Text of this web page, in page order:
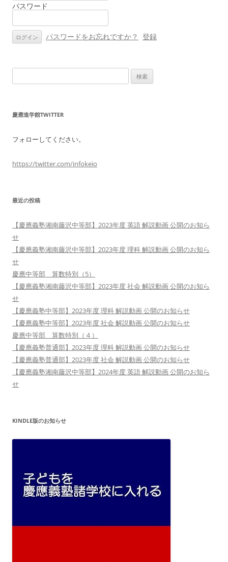
ョ
パスワード
パスワードをお忘れですか？ 登録
索:
慶應進学館TWITTER
フォローしてください。
https://twitter.com/infokeio
最近の投稿
【慶應義塾湘南藤沢中等部】2023年度 英語 解説動画 公開のお知ら
せ
【慶應義塾湘南藤沢中等部】2023年度 理科 解説動画 公開のお知ら
せ
慶應中等部 算数特別（5）
【慶應義塾湘南藤沢中等部】2023年度 社会 解説動画 公開のお知ら
せ
【慶應義塾中等部】2023年度 理科 解説動画 公開のお知らせ
【慶應義塾中等部】2023年度 社会 解説動画 公開のお知らせ
慶應中等部 算数特別（４）
【慶應義塾普通部】2023年度 理科 解説動画 公開のお知らせ
【慶應義塾普通部】2023年度 社会 解説動画 公開のお知らせ
【慶應義塾湘南藤沢中等部】2024年度 英語 解説動画 公開のお知ら
せ
KINDLE版のお知らせ